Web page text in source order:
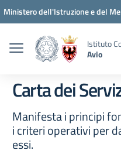
Vai ai contenuti
Vai al menu di navigazione
Vai al footer
Ministero dell'Istruzione e del
Istituto
Avio
Carta dei
Manifesta i principi
i criteri operativi per
essi.